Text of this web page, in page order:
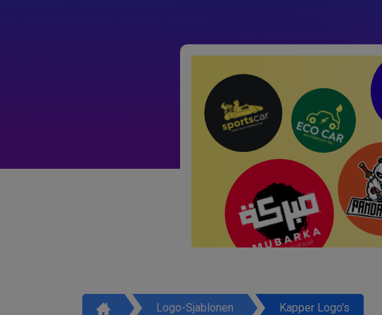
Logo-Sjablonen Kapper Logo's